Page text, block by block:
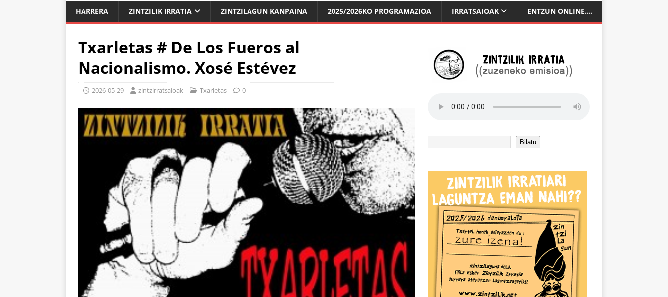
HARRERA ZINTZILIK IRRATIA ZINTZILAGUN KANPAINA 2025/2026KO PROGRAMAZIOA IRRATSAIOAK ENTZUN ONLINE….
Txarletas # De Los Fueros al
Nacionalismo. Xosé Estévez
2026-05-29 zintzirratsaioak Txarletas 0
Bilatu